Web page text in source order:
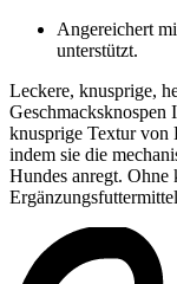
Angereichert
unterstützt.
Leckere, knusprige,
Geschmacksknospen
knusprige Textur von
indem sie die
Hundes anregt. Ohne